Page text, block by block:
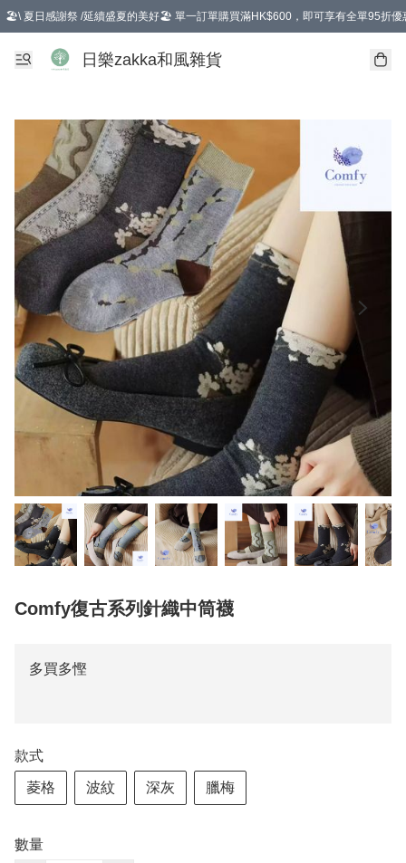
🏖️\ 夏日感謝祭 /延續盛夏的美好🏖️ 單一訂單購買滿HK$600，即可享有全單95折優
選擇GoGoX住宅/工商地址配送，單一訂單消費購物滿HK$680(折扣後），可享有
日樂zakka和風雜貨
Comfy復古系列針織中筒襪
多買多慳
款式
菱格 波紋 深灰 臘梅
數量